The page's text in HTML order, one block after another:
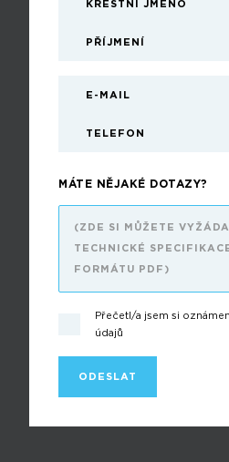
MÁTE NĚJAKÉ DOTAZY?
Přečetl/a jsem si
údajů